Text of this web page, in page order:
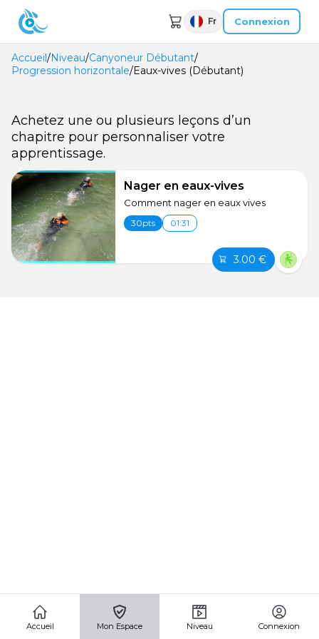
Fr Connexion
Accueil/Niveau/Canyoneur Débutant/
Progression horizontale/Eaux-vives (Débutant)
Achetez une ou plusieurs leçons d’un
chapitre pour personnaliser votre
apprentissage.
Nager en eaux-vives
Comment nager en eaux vives
30pts 01:31
3.00 €
Accueil Mon Espace Niveau Connexion